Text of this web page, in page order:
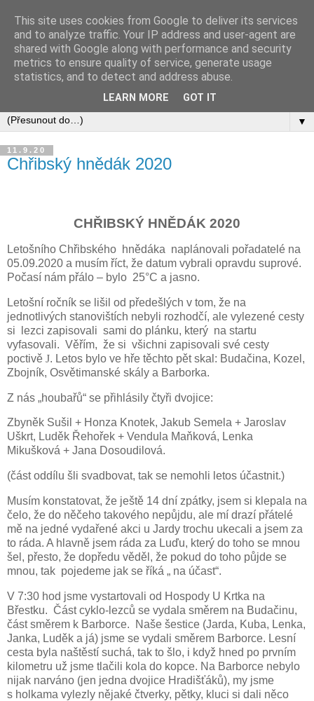
▼
11.9.20
Chřibský hnědák 2020
CHŘIBSKÝ HNĚDÁK 2020
Letošního Chřibského hnědáka naplánovali pořadatelé na
05.09.2020 a musím říct, že datum vybrali opravdu suprové.
Počasí nám přálo – bylo 25°C a jasno.
Letošní ročník se lišil od předešlých v tom, že na
jednotlivých stanovištích nebyli rozhodčí, ale vylezené cesty
si
lezci zapisovali sami do plánku, který na startu
vyfasovali. Věřím, že si všichni zapisovali své cesty
poctivě J. Letos bylo ve hře těchto pět skal: Budačina, Kozel,
Zbojník, Osvětimanské skály a Barborka.
Z nás „houbařů“ se přihlásily čtyři dvojice:
Zbyněk Sušil + Honza Knotek, Jakub Semela + Jaroslav
Uškrt, Luděk Řehořek + Vendula Maňková, Lenka
Mikušková + Jana Dosoudilová.
(část oddílu šli svadbovat, tak se nemohli letos účastnit.)
Musím konstatovat, že ještě 14 dní zpátky, jsem si klepala na
čelo, že do něčeho takového nepůjdu, ale mí drazí přátelé
mě na jedné vydařené akci u Jardy trochu ukecali a jsem za
to ráda. A hlavně jsem ráda za Luďu, který do toho se mnou
šel, přesto, že dopředu věděl, že pokud do toho půjde se
mnou, tak pojedeme jak se říká „ na účast“.
V 7:30 hod jsme vystartovali od Hospody U Krtka na
Břestku. Část cyklo-lezců se vydala směrem na Budačinu,
část směrem k Barborce.
Naše šestice (Jarda, Kuba, Lenka,
Janka, Luděk a já) jsme se vydali směrem Barborce. Lesní
cesta byla naštěstí suchá, tak to šlo, i když hned po prvním
kilometru už jsme tlačili kola do kopce. Na Barborce nebylo
nijak narváno (jen jedna dvojice Hradišťáků), my jsme
s holkama vylezly nějaké čtverky, pětky, kluci si dali něco
This site uses cookies from Google to deliver its services
and to analyze traffic. Your IP address and user-agent are
shared with Google along with performance and security
metrics to ensure quality of service, generate usage
statistics, and to detect and address abuse.
LEARN MORE GOT IT